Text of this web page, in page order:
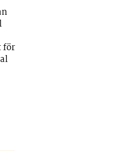
för